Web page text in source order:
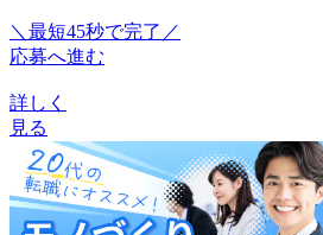
＼最短45秒で完了／
応募へ進む
詳しく
見る